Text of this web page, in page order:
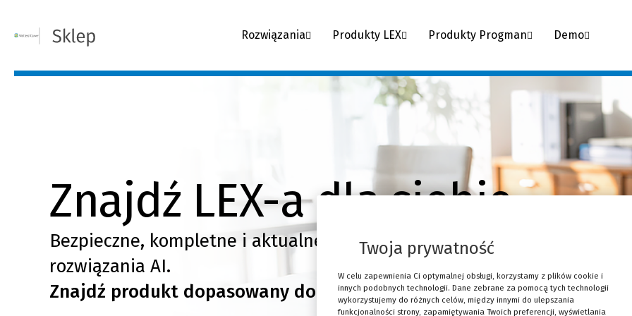
Rozwiązania Produkty LEX Produkty Progman Demo
Znajdź LEX-a dla siebie
Bezpieczne, kompletne i aktualne narzędzia dla profesjonalistów
rozwiązania AI.
Znajdź produkt dopasowany do Twojej branży ↓
Twoja prywatność
W celu zapewnienia Ci optymalnej obsługi, korzystamy z plików cookie i
innych podobnych technologii. Dane zebrane za pomocą tych technologii
wykorzystujemy do różnych celów, między innymi do ulepszania
funkcjonalności strony, zapamiętywania Twoich preferencji, wyświetlania